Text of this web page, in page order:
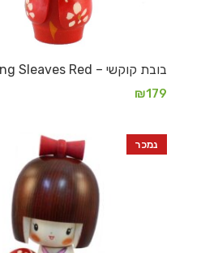
בובת קוקשי – Long Sleaves Red
₪179
נמכר